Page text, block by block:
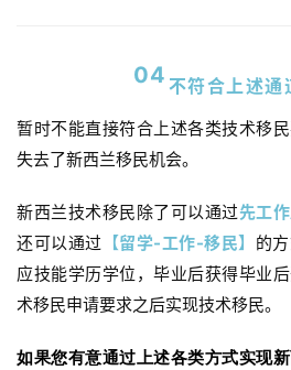
询
04不符合上述通
暂时不能直接符合上述各类技术移
失去了新西兰移民机会。
新西兰技术移民除了可以通过先工
还可以通过 【留学-工作-移民】 的
应技能学历学位，毕业后获得毕业
术移民申请要求之后实现技术移民。
如果您有意通过上述各类方式实现